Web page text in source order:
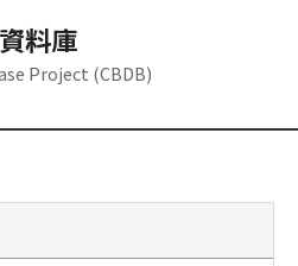
料庫
Project (CBDB)